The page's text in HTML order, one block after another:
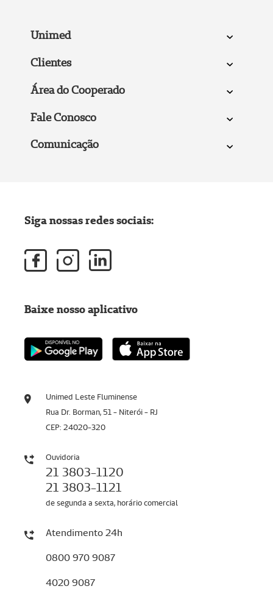
Unimed
Clientes
Área do Cooperado
Fale Conosco
Comunicação
Unimed Leste Fluminense
Rua Dr. Borman, 51 - Niterói - RJ
CEP: 24020-320
Ouvidoria
21 3803-1120
21 3803-1121
de segunda a sexta, horário comercial
Atendimento 24h
0800 970 9087
4020 9087
Siga nossas redes sociais:
Baixe nosso aplicativo